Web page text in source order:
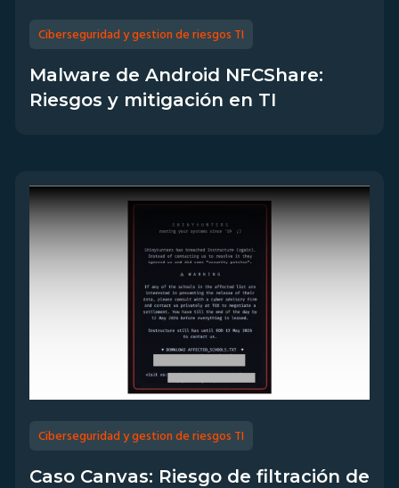
Ciberseguridad y gestion de riesgos TI
Malware de Android NFCShare:
Riesgos y mitigación en TI
Ciberseguridad y gestion de riesgos TI
Caso Canvas: Riesgo de filtración de